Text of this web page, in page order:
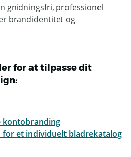
gnidningsfri, professionel
brandidentitet og
for at tilpasse dit
kontobranding
for et individuelt bladrekatalog